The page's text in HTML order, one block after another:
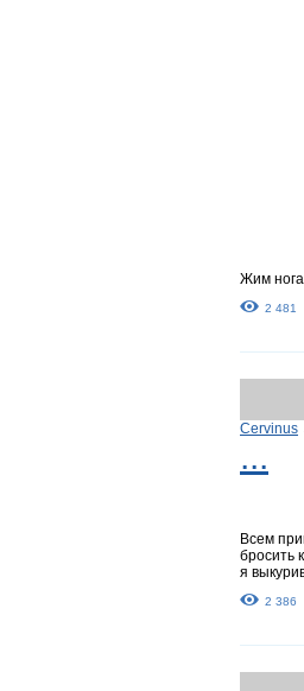
Жим
2 481
Cervinus
...
Всем
бросить
я
2 386